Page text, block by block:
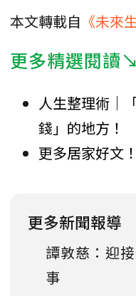
本文轉載自 《未來
更多精選閱
人生整理術｜
錢」的地方！
更多居家好文
更多新聞報導
譚敦慈：迎
事